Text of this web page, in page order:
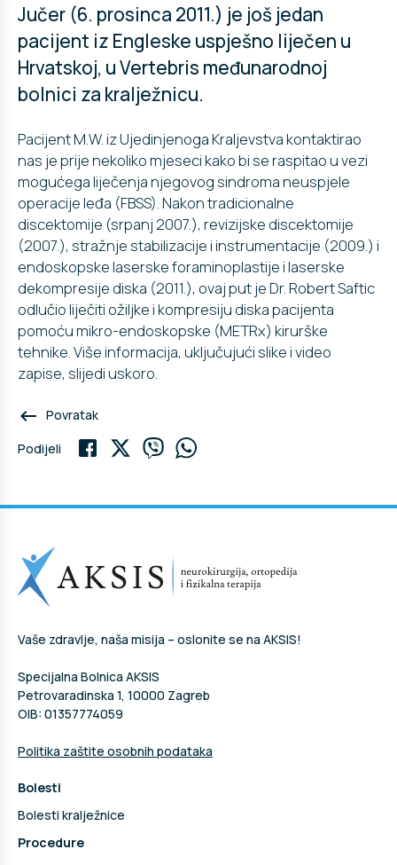
Jučer (6. prosinca 2011.) je još jedan
pacijent iz Engleske uspješno liječen u
Hrvatskoj, u Vertebris međunarodnoj
bolnici za kralježnicu.
Pacijent M.W. iz Ujedinjenoga Kraljevstva kontaktirao
nas je prije nekoliko mjeseci kako bi se raspitao u vezi
mogućega liječenja njegovog sindroma neuspjele
operacije leđa (FBSS). Nakon tradicionalne
discektomije (srpanj 2007.), revizijske discektomije
(2007.), stražnje stabilizacije i instrumentacije (2009.) i
endoskopske laserske foraminoplastije i laserske
dekompresije diska (2011.), ovaj put je Dr. Robert Saftic
odlučio liječiti ožiljke i kompresiju diska pacijenta
pomoću mikro-endoskopske (METRx) kirurške
tehnike. Više informacija, uključujući slike i video
zapise, slijedi uskoro.
keyboard_backspace Povratak
Podijeli
Vaše zdravlje, naša misija – oslonite se na AKSIS!
Specijalna Bolnica AKSIS
Petrovaradinska 1, 10000 Zagreb
OIB: 01357774059
Politika zaštite osobnih podataka
Bolesti
Bolesti kralježnice
Procedure